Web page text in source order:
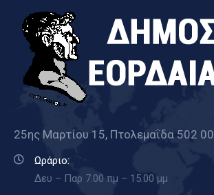
25ης Μαρτίου 15, Πτολεμαΐδα 502 00
Ωράριο:
Δευ – Παρ 7.00 πμ – 15.00 μμ